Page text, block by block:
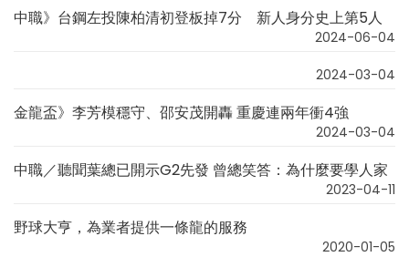
中職》台鋼左投陳柏清初登板掉7分 新人身分史上第5人
2024-06-04
2024-03-04
金龍盃》李芳模穩守、邵安茂開轟 重慶連兩年衝4強
2024-03-04
中職／聽聞葉總已開示G2先發 曾總笑答：為什麼要學人家
2023-04-11
野球大亨，為業者提供一條龍的服務
2020-01-05